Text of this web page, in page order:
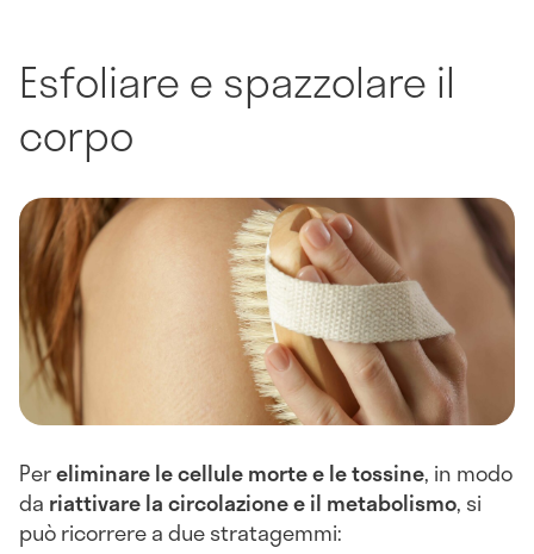
Esfoliare e spazzolare il
corpo
Pereliminare le cellule morte e le tossine, in modo
da riattivare la circolazione e il metabolismo, si
può ricorrere a due stratagemmi: